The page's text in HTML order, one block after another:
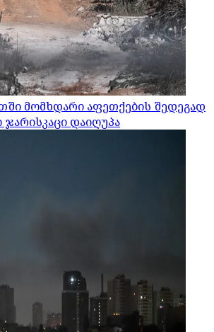
მომხდარი აფეთქების შედეგად
დაიღუპა